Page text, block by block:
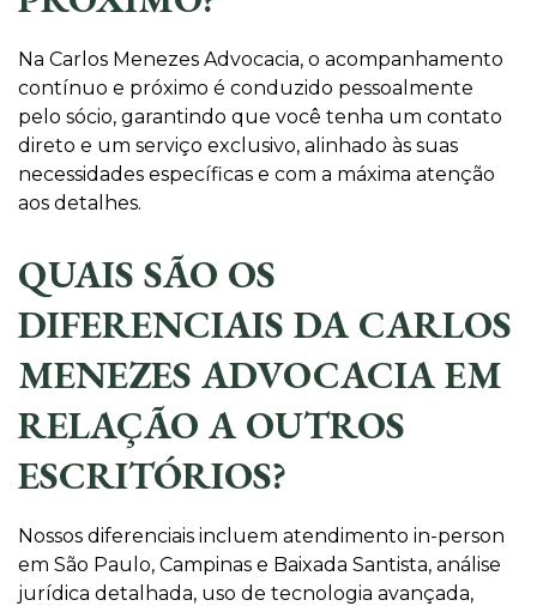
Na Carlos Menezes Advocacia, o acompanhamento
contínuo e próximo é conduzido pessoalmente
pelo sócio, garantindo que você tenha um contato
direto e um serviço exclusivo, alinhado às suas
necessidades específicas e com a máxima atenção
aos detalhes.
QUAIS SÃO OS
DIFERENCIAIS DA CARLOS
MENEZES ADVOCACIA EM
RELAÇÃO A OUTROS
ESCRITÓRIOS?
Nossos diferenciais incluem atendimento in-person
em São Paulo, Campinas e Baixada Santista, análise
jurídica detalhada, uso de tecnologia avançada,